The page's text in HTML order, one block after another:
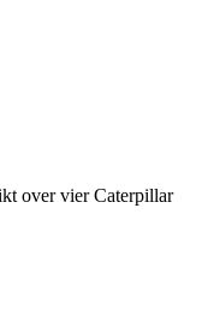
over vier Caterpillar